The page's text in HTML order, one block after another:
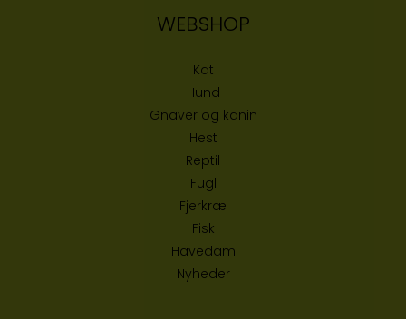
WEBSHOP
Kat
Hund
Gnaver og kanin
Hest
Reptil
Fugl
Fjerkræ
Fisk
Havedam
Nyheder